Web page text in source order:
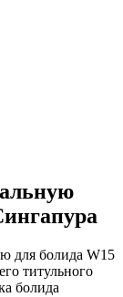
для болида W15
титульного
болида